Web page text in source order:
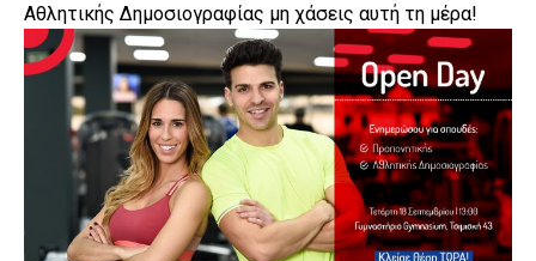
Αθλητικής Δημοσιογραφίας μη χάσεις αυτή τη μέρα!